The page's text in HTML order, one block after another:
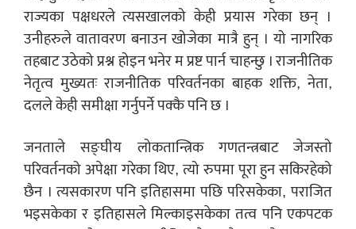
राज्यका पक्षधरले त्यसखालको केही प्रयास गरेका छन् ।
उनीहरुले वातावरण बनाउन खोजेका मात्रै हुन् । यो नागरिक
तहबाट उठेको प्रश्न होइन भनेर म प्रष्ट पार्न चाहन्छु । राजनीतिक
नेतृत्व मुख्यतः राजनीतिक परिवर्तनका बाहक शक्ति, नेता,
दलले केही समीक्षा गर्नुपर्ने पक्कै पनि छ ।
जनताले सङ्घीय लोकतान्त्रिक गणतन्त्रबाट जेजस्तो
परिवर्तनको अपेक्षा गरेका थिए, त्यो रुपमा पूरा हुन सकिरहेको
छैन । त्यसकारण पनि इतिहासमा पछि परिसकेका, पराजित
भइसकेका र इतिहासले मिल्काइसकेका तत्व पनि एकपटक